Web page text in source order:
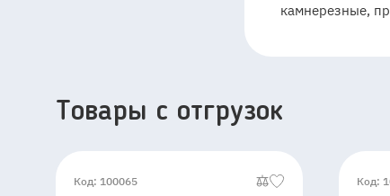
камнерезные,
Товары c отгрузок
Код: 100065 Код: